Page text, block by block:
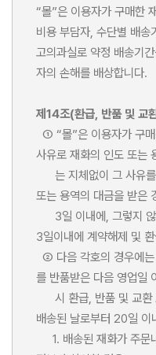
“몰”은 이용자가 구매한
비용 부담자, 수단별 배송
고의과실로 약정 배송기
자의 손해를 배상합니다.
제14조(환급, 반품 및 교
① “몰”은 이용자가 구
사유로 재화의 인도 또는
는 지체없이 그 사유를
또는 용역의 대금을 받은
3일 이내에, 그렇지 않
3일이내에 계약해제 및
② 다음 각호의 경우에는
를 반품받은 다음 영업일
시 환급, 반품 및 교환
배송된 날로부터 20일 이
1. 배송된 재화가 주문